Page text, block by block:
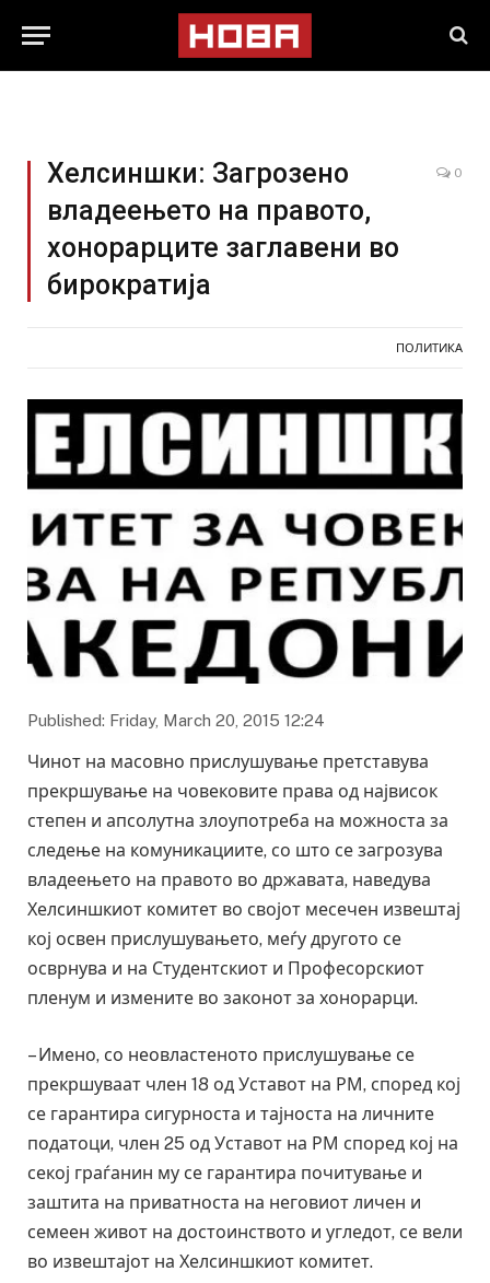
Хелсиншки: Загрозено
владеењето на правото,
хонорарците заглавени во
бирократија
0
ПОЛИТИКА
Published: Friday, March 20, 2015 12:24
Чинот на масовно прислушување претставува
прекршување на човековите права од највисок
степен и апсолутна злоупотреба на можноста за
следење на комуникациите, со што се загрозува
владеењето на правото во државата, наведува
Хелсиншкиот комитет во својот месечен извештај
кој освен прислушувањето, меѓу другото се
осврнува и на Студентскиот и Професорскиот
пленум и измените во законот за хонорарци.
– Имено, со неовластеното прислушување се
прекршуваат член 18 од Уставот на РМ, според кој
се гарантира сигурноста и тајноста на личните
податоци, член 25 од Уставот на РМ според кој на
секој граѓанин му се гарантира почитување и
заштита на приватноста на неговиот личен и
семеен живот на достоинството и угледот, се вели
во извештајот на Хелсиншкиот комитет.